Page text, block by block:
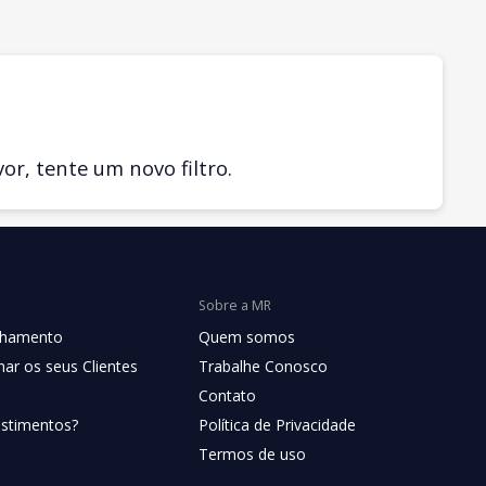
tente um novo filtro.
os seus Clientes
Sobre a MR
Quem somos
Trabalhe Conosco
Contato
Política de Privacidade
Termos de uso